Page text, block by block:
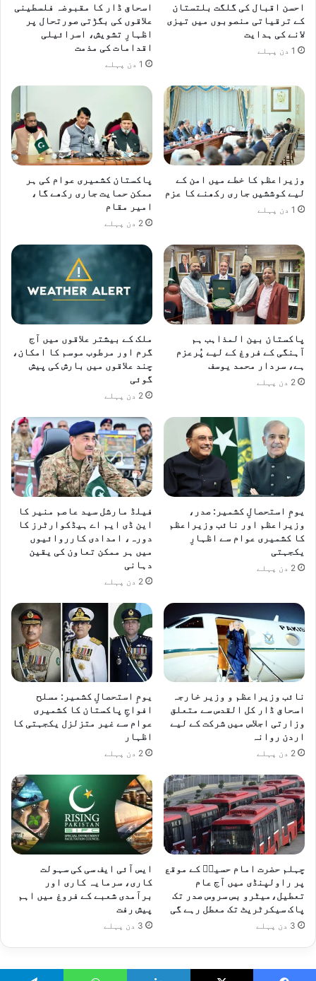
احسن اقبال کی گلگت بلتستان
کے ترقیاتی منصوبوں میں تیزی
لانے کی ہدایت
1 دن پہلے
اسحاق ڈار کا مقبوضہ فلسطینی
علاقوں کی بگڑتی صورتحال پر
اظہارِ تشویش، اسرائیلی
اقدامات کی مذمت
1 دن پہلے
وزیراعظم کا خطے میں امن کے
لیے کوششیں جاری رکھنے کا عزم
1 دن پہلے
پاکستان کشمیری عوام کی ہر
ممکن حمایت جاری رکھے گا،
امیر مقام
2 دن پہلے
پاکستان بین المذاہب ہم
آہنگی کے فروغ کے لیے پُرعزم
ہے، سردار محمد یوسف
2 دن پہلے
ملک کے بیشتر علاقوں میں آج
گرم اور مرطوب موسم کا امکان،
چند علاقوں میں بارش کی پیش
گوئی
2 دن پہلے
یومِ استحصالِ کشمیر: صدر،
وزیراعظم اور نائب وزیراعظم
کا کشمیری عوام سے اظہارِ
یکجہتی
2 دن پہلے
فیلڈ مارشل سید عاصم منیر کا
این ڈی ایم اے ہیڈکوارٹرز کا
دورہ، امدادی کارروائیوں
میں ہر ممکن تعاون کی یقین
دہانی
2 دن پہلے
نائب وزیراعظم و وزیر خارجہ
اسحاق ڈار کل القدس سے متعلق
وزارتی اجلاس میں شرکت کے لیے
اردن روانہ
2 دن پہلے
یومِ استحصالِ کشمیر: مسلح
افواجِ پاکستان کا کشمیری
عوام سے غیر متزلزل یکجہتی کا
اظہار
2 دن پہلے
چہلم حضرت امام حسینؓ کے موقع
پر راولپنڈی میں آج عام
تعطیل،میٹرو بس سروس صدر تک
پاک سیکرٹریٹ تک معطل رہے گی
3 دن پہلے
ایس آئی ایف سی کی سہولت
کاری، سرمایہ کاری اور
برآمدی شعبے کے فروغ میں اہم
پیش رفت
3 دن پہلے